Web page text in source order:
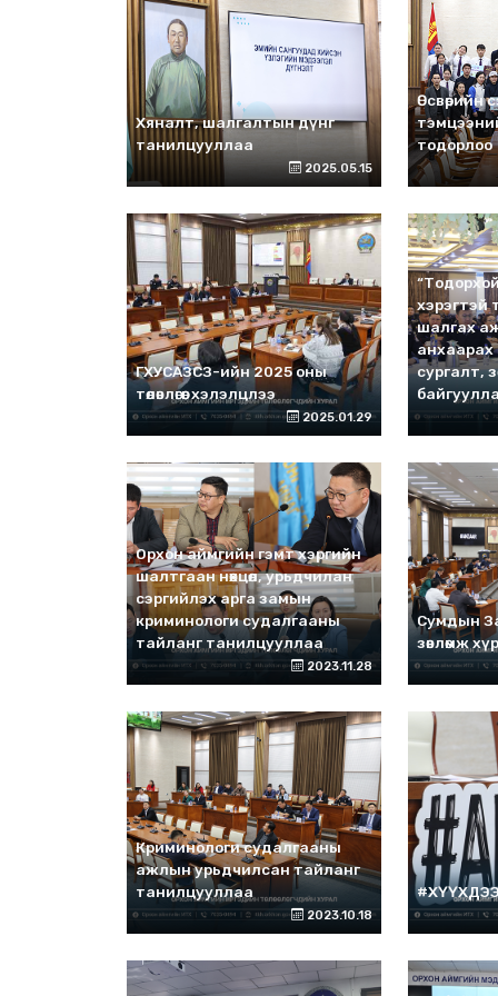
Хяналт, шалгалтын дүнг
танилцууллаа
2025.05.15
Өсвөрийн
тодорлоо
ГХУСАЗСЗ-ийн 2025 оны
төлөвлөгөөг хэлэлцлээ
2025.01.29
хэрэгтэй
шалгах
анхаарах
сургалт,
Орхон аймгийн гэмт хэргийн
шалтгаан нөхцөл, урьдчилан
сэргийлэх арга замын
криминологи судалгааны
тайланг танилцууллаа
2023.11.28
Сумдын
зөвлөмж
Криминологи судалгааны
ажлын урьдчилсан тайланг
танилцууллаа
2023.10.18